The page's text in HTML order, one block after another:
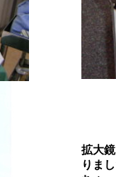
拡大
りま